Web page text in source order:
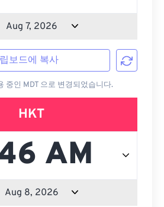
보드에 복사
중인 MDT 으로 변경되었습니다.
HKT